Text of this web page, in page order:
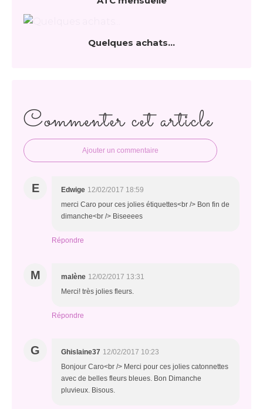
Quelques achats...
Commenter cet article
Ajouter un commentaire
E Edwige 12/02/2017 18:59
merci Caro pour ces jolies étiquettes<br /> Bon fin de
dimanche<br /> Biseeees
Répondre
M malène 12/02/2017 13:31
Merci! très jolies fleurs.
Répondre
G Ghislaine37 12/02/2017 10:23
Bonjour Caro<br /> Merci pour ces jolies catonnettes
avec de belles fleurs bleues. Bon Dimanche
pluvieux. Bisous.